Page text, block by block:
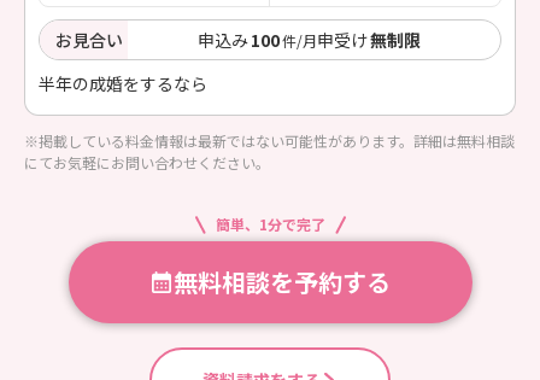
お見合い 申込み100件/月申受け無制限
半年の成婚をするなら
※掲載している料金情報は最新ではない可能性があります。詳細は無料相談
にてお気軽にお問い合わせください。
簡単、1分で完了
無料相談を予約する